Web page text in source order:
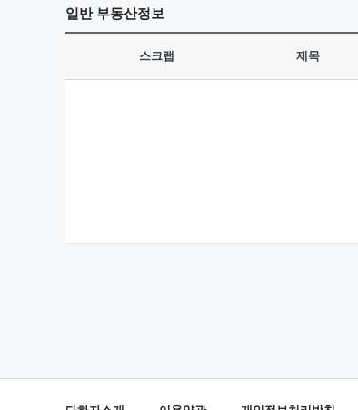
일반부동산정보
스크랩 제목